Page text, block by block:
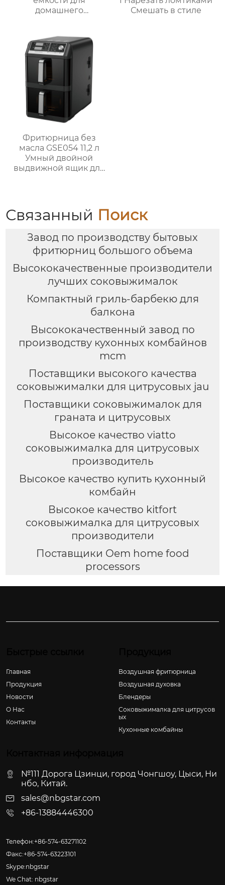
домашнего
Смешать в стиле
Фритюрница без
масла GSE054 11,2 л
Умный двойной
выдвижной ящик для
Связанный Поиск
Завод по производству бытовых
фритюрниц большого объема
Высококачественные производители
лучших соковыжималок
Компактный гриль-барбекю для
балкона
Высококачественный завод по
производству кухонных комбайнов
mcm
Поставщики высокого качества
соковыжималки для цитрусовых jau
Поставщики соковыжималок для
граната и цитрусовых
Высокое качество viatto
соковыжималка для цитрусовых
производитель
Высокое качество купить кухонный
комбайн
Высокое качество kitfort
соковыжималка для цитрусовых
производители
Поставщики Oem home food
processors
Главная
Продукция
Новости
О Hас
Контакты
Воздушная фритюрница
Воздушная духовка
Блендеры
Соковыжималка для цитрусов
ых
Кухонные комбайны
№111 Дорога Цзинци, город Чонгшоу, Цыси, Ни
нбо, Китай.
sales@nbgstar.com
+86-13884446300
Телефон:+86-574-63271102
Факс:+86-574-63223101
Skype:nbgstar
We Chat: nbgstar